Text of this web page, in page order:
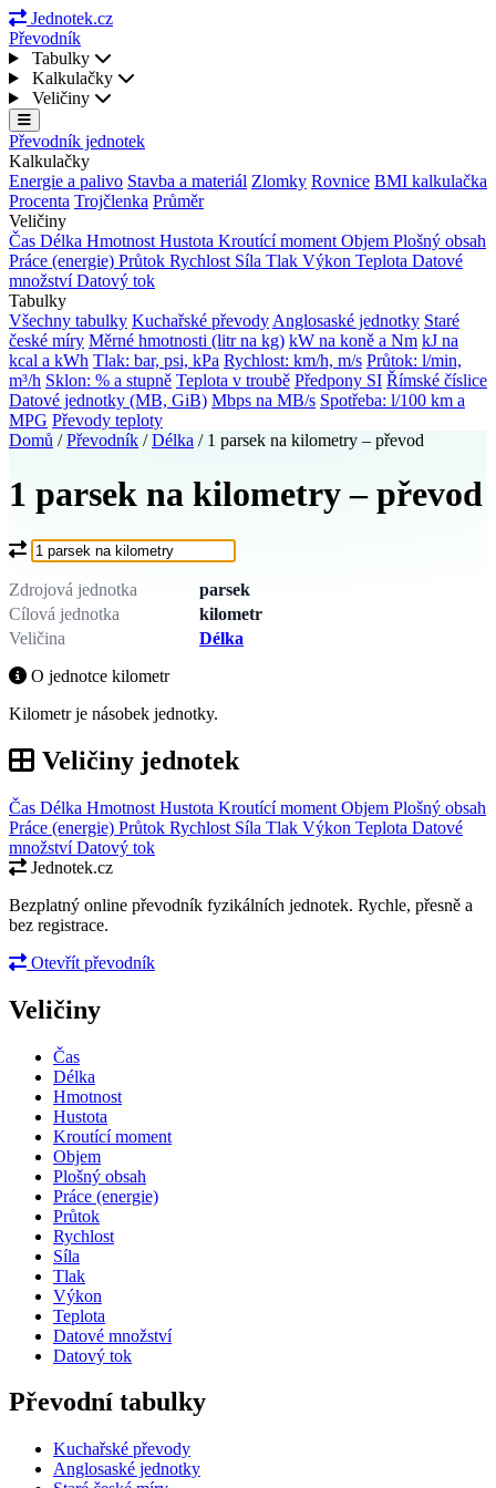
Jednotek.cz
Převodník
Tabulky
Kalkulačky
Veličiny
Převodník jednotek
Kalkulačky
Energie a palivo Stavba a materiál Zlomky Rovnice BMI kalkulačka
Procenta Trojčlenka Průměr
Veličiny
Čas Délka Hmotnost Hustota Kroutící moment Objem Plošný obsah
Práce (energie) Průtok Rychlost Síla Tlak Výkon Teplota Datové
množstvíDatový tok
Tabulky
Všechny tabulky Kuchařské převody Anglosaské jednotky Staré
české míry Měrné hmotnosti (litr na kg) kW na koně a Nm kJ na
kcal a kWh Tlak: bar, psi, kPa Rychlost: km/h, m/s Průtok: l/min,
m³/h Sklon: % a stupně Teplota v troubě Předpony SI Římské číslice
Datové jednotky (MB, GiB) Mbps na MB/s Spotřeba: l/100 km a
MPG Převody teploty
Domů / Převodník / Délka / 1 parsek na kilometry – převod
1 parsek na kilometry – převod
Co chcete převést?
Zdrojová jednotka
parsek
Cílová jednotka
kilometr
Veličina
Délka
O jednotce kilometr
Kilometr je násobek jednotky.
Veličiny jednotek
Čas Délka Hmotnost Hustota Kroutící moment Objem Plošný obsah
Práce (energie) Průtok Rychlost Síla Tlak Výkon Teplota Datové
množstvíDatový tok
Jednotek.cz
Bezplatný online převodník fyzikálních jednotek. Rychle, přesně a
bez registrace.
Otevřít převodník
Veličiny
Čas
Délka
Hmotnost
Hustota
Kroutící moment
Objem
Plošný obsah
Práce (energie)
Průtok
Rychlost
Síla
Tlak
Výkon
Teplota
Datové množství
Datový tok
Převodní tabulky
Kuchařské převody
Anglosaské jednotky